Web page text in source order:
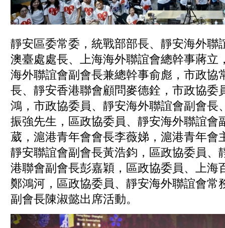
靜安區委常委，統戰部部長、靜安海外聯
澳臺處處長、上海海外聯誼會總幹事蔣立
海外聯誼會副會長兼總幹事俞彪，市政協
長、靜安香港聯會顧問麥德銓，市政協委
鴻，市政協委員、靜安海外聯誼會副會長
振強先生，區政協委員、靜安海外聯誼會
葳，滬港青年會會長李薇娣，滬港青年會
靜安聯誼會副會長黃浩鈞，區政協委員、
港聯會副會長彭嘉穎，區政協委員、上海
鄭鴻河，區政協委員、靜安海外聯誼會常
副會長陳淑懿出席活動。